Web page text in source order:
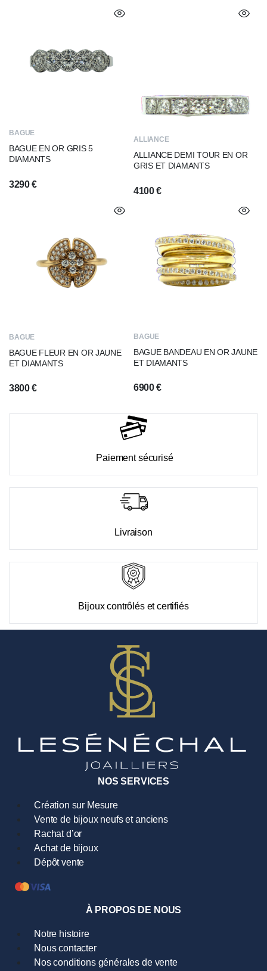
BAGUE
BAGUE EN OR GRIS 5
DIAMANTS
3290€
ALLIANCE
ALLIANCE DEMI TOUR EN OR
GRIS ET DIAMANTS
4100€
BAGUE
BAGUE FLEUR EN OR JAUNE
ET DIAMANTS
3800€
BAGUE
BAGUE BANDEAU EN OR JAUNE
ET DIAMANTS
6900€
Paiement sécurisé
Livraison
Bijoux contrôlés et certifiés
NOS SERVICES
Création sur Mesure
Vente de bijoux neufs et anciens
Rachat d’or
Achat de bijoux
Dépôt vente
À PROPOS DE NOUS
Notre histoire
Nous contacter
Nos conditions générales de vente